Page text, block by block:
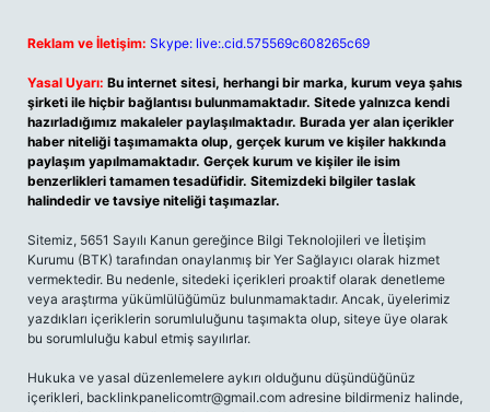
Reklam ve İletişim: Skype: live:.cid.575569c608265c69
Yasal Uyarı: Bu internet sitesi, herhangi bir marka, kurum veya şahıs
şirketi ile hiçbir bağlantısı bulunmamaktadır. Sitede yalnızca kendi
hazırladığımız makaleler paylaşılmaktadır. Burada yer alan içerikler
haber niteliği taşımamakta olup, gerçek kurum ve kişiler hakkında
paylaşım yapılmamaktadır. Gerçek kurum ve kişiler ile isim
benzerlikleri tamamen tesadüfidir. Sitemizdeki bilgiler taslak
halindedir ve tavsiye niteliği taşımazlar.
Sitemiz, 5651 Sayılı Kanun gereğince Bilgi Teknolojileri ve İletişim
Kurumu (BTK) tarafından onaylanmış bir Yer Sağlayıcı olarak hizmet
vermektedir. Bu nedenle, sitedeki içerikleri proaktif olarak denetleme
veya araştırma yükümlülüğümüz bulunmamaktadır. Ancak, üyelerimiz
yazdıkları içeriklerin sorumluluğunu taşımakta olup, siteye üye olarak
bu sorumluluğu kabul etmiş sayılırlar.
Hukuka ve yasal düzenlemelere aykırı olduğunu düşündüğünüz
içerikleri, backlinkpanelicomtr@gmail.com adresine bildirmeniz halinde,